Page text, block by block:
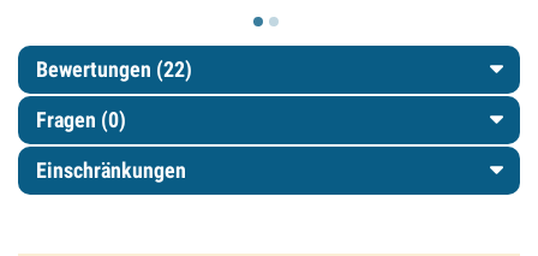
Bewertungen (22)
Fragen (0)
Einschränkungen